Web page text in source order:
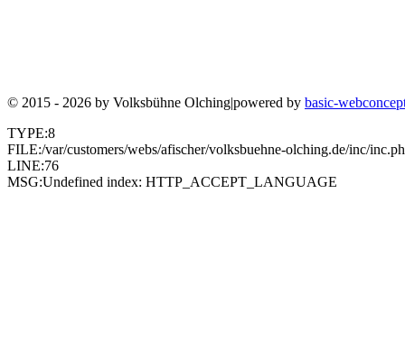
© 2015 - 2026 by Volksbühne Olching|powered by basic-
TYPE:8
FILE:/var/customers/webs/afischer/volksbuehne-olching.de/inc/
LINE:76
MSG:Undefined index: HTTP_ACCEPT_LANGUAGE